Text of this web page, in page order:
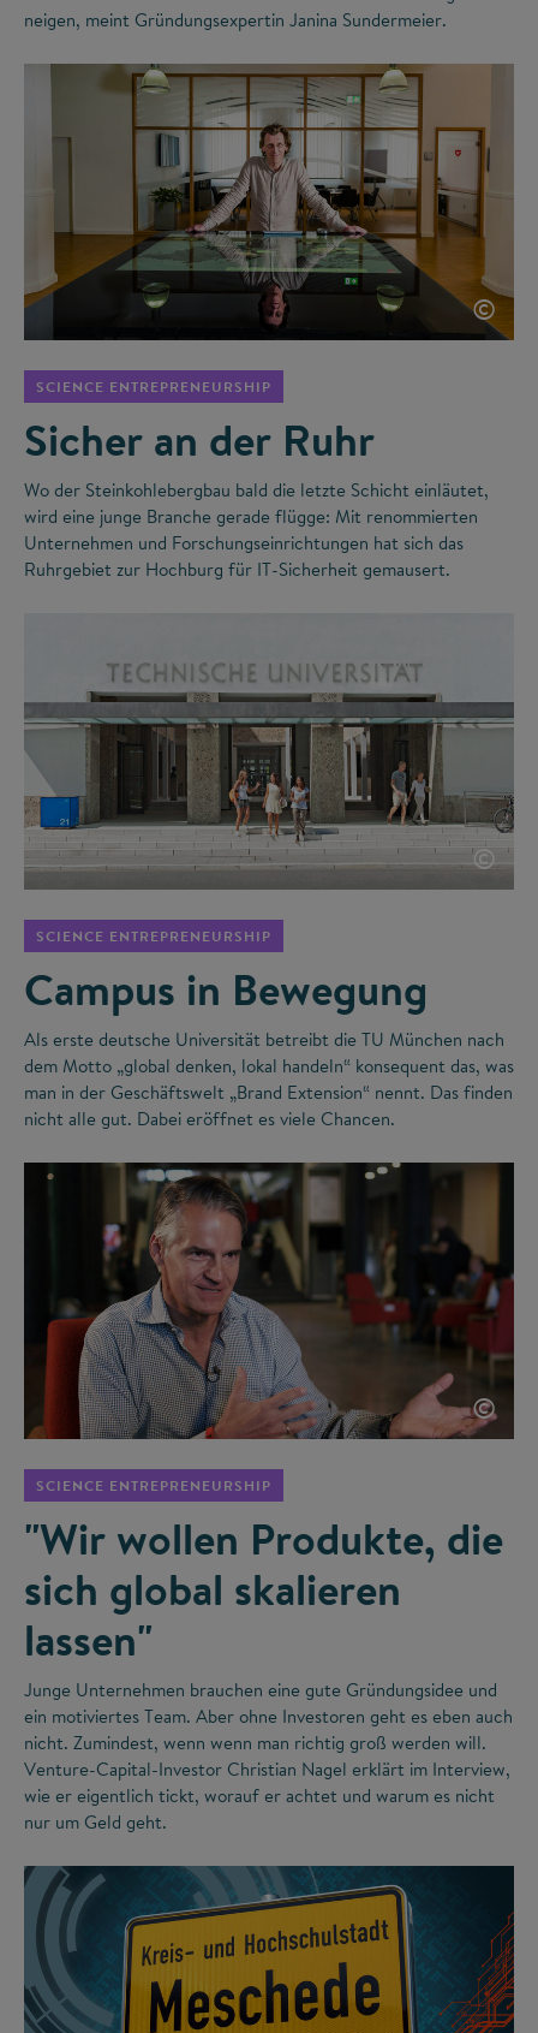
neigen, meint Gründungsexpertin Janina Sundermeier.
©
SCIENCE ENTREPRENEURSHIP
Sicher an der Ruhr
Wo der Steinkohlebergbau bald die letzte Schicht einläutet,
wird eine junge Branche gerade flügge: Mit renommierten
Unternehmen und Forschungseinrichtungen hat sich das
Ruhrgebiet zur Hochburg für IT-Sicherheit gemausert.
©
SCIENCE ENTREPRENEURSHIP
Campus in Bewegung
Als erste deutsche Universität betreibt die TU München nach
dem Motto „global denken, lokal handeln“ konsequent das, was
man in der Geschäftswelt „Brand Extension“ nennt. Das finden
nicht alle gut. Dabei eröffnet es viele Chancen.
©
SCIENCE ENTREPRENEURSHIP
"Wir wollen Produkte, die
sich global skalieren
lassen"
Junge Unternehmen brauchen eine gute Gründungsidee und
ein motiviertes Team. Aber ohne Investoren geht es eben auch
nicht. Zumindest, wenn wenn man richtig groß werden will.
Venture-Capital-Investor Christian Nagel erklärt im Interview,
wie er eigentlich tickt, worauf er achtet und warum es nicht
nur um Geld geht.